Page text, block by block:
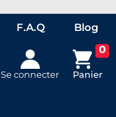
F.A.Q Blog
Se connecter
0
Panier